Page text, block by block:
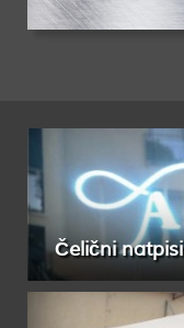
Čelični natpisi